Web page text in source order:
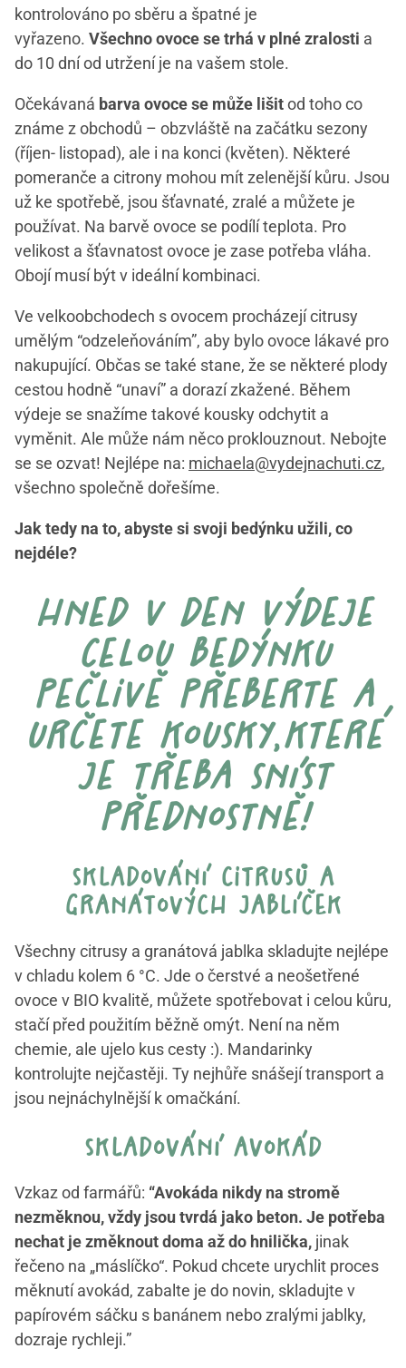
kontrolováno po sběru a špatné je
vyřazeno. Všechno ovoce se trhá v plné zralosti a
do 10 dní od utržení je na vašem stole.
Očekávaná barva ovoce se může lišitod toho co
známe z obchodů – obzvláště na začátku sezony
(říjen- listopad), ale i na konci (květen). Některé
pomeranče a citrony mohou mít zelenější kůru. Jsou
už ke spotřebě, jsou šťavnaté, zralé a můžete je
používat. Na barvě ovoce se podílí teplota. Pro
velikost a šťavnatost ovoce je zase potřeba vláha.
Obojí musí být v ideální kombinaci.
Ve velkoobchodech s ovocem procházejí citrusy
umělým “odzeleňováním”, aby bylo ovoce lákavé pro
nakupující. Občas se také stane, že se některé plody
cestou hodně “unaví” a dorazí zkažené. Během
výdeje se snažíme takové kousky odchytit a
vyměnit. Ale může nám něco proklouznout. Nebojte
se se ozvat! Nejlépe na: michaela@vydejnachuti.cz,
všechno společně dořešíme.
Jak tedy na to, abyste si svoji bedýnku užili, co
nejdéle?
hned v den výdeje
celou bedýnku
pečlivě přeberte a
určete kousky,které
je třeba sníst
přednostně!
skladování citrusů a
granátových jablíček
Všechny citrusy a granátová jablka skladujte nejlépe
v chladu kolem 6 °C. Jde o čerstvé a neošetřené
ovoce v BIO kvalitě, můžete spotřebovat i celou kůru,
stačí před použitím běžně omýt. Není na něm
chemie, ale ujelo kus cesty :). Mandarinky
kontrolujte nejčastěji. Ty nejhůře snášejí transport a
jsou nejnáchylnější k omačkání.
skladování avokád
Vzkaz od farmářů: “Avokáda nikdy na stromě
nezměknou, vždy jsou tvrdá jako beton. Je potřeba
nechat je změknout doma až do hnilička, jinak
řečeno na „máslíčko“. Pokud chcete urychlit proces
měknutí avokád, zabalte je do novin, skladujte v
papírovém sáčku s banánem nebo zralými jablky,
dozraje rychleji.”